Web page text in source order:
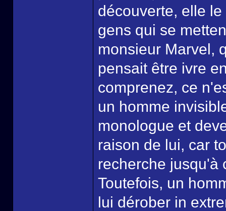
découverte, elle
gens qui se
monsieur Marvel,
pensait être ivre
comprenez, ce
un homme
monologue et
raison de lui, car
recherche jusqu'à
Toutefois, un
lui dérober in